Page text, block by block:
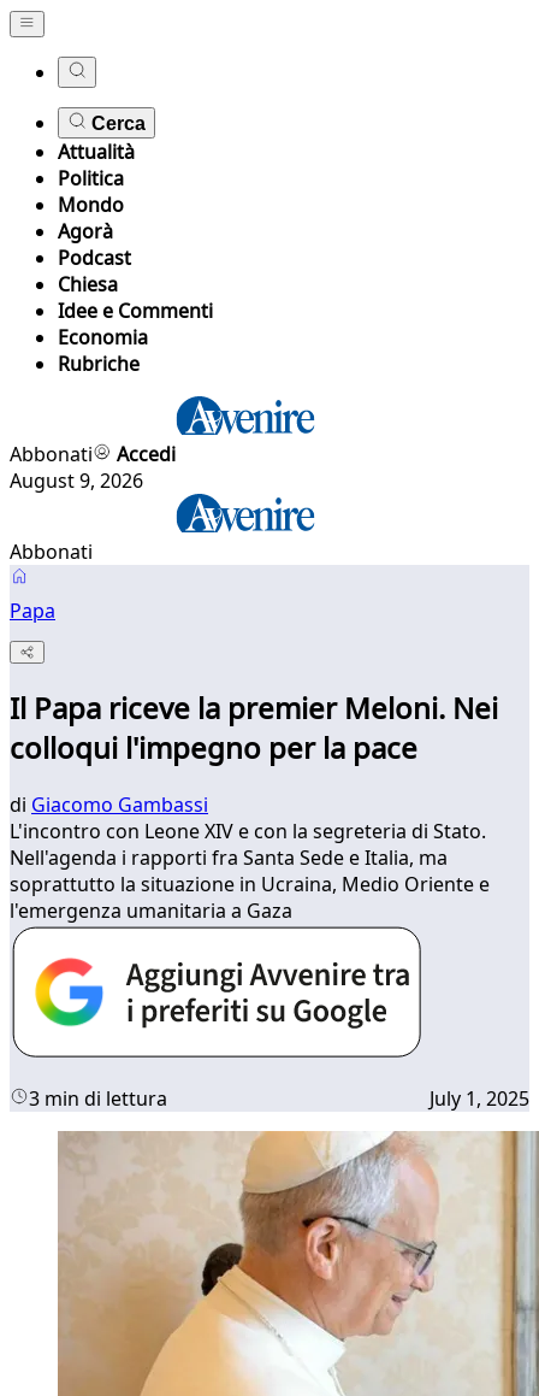
Cerca
Attualità
Politica
Mondo
Agorà
Podcast
Chiesa
Idee e Commenti
Economia
Rubriche
Abbonati
Accedi
August 9, 2026
Abbonati
Papa
Il Papa riceve la premier Meloni. Nei
colloqui l'impegno per la pace
di Giacomo Gambassi
L'incontro con Leone XIV e con la segreteria di Stato.
Nell'agenda i rapporti fra Santa Sede e Italia, ma
soprattutto la situazione in Ucraina, Medio Oriente e
l'emergenza umanitaria a Gaza
3 min di lettura July 1, 2025